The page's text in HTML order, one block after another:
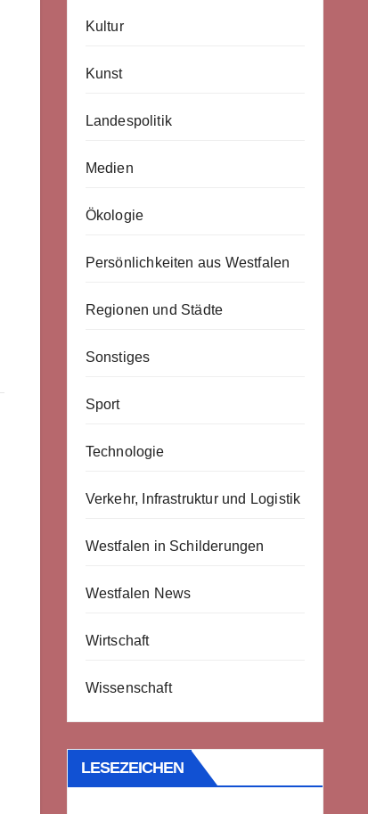
Kultur
Kunst
Landespolitik
Medien
Ökologie
Persönlichkeiten aus Westfalen
Regionen und Städte
Sonstiges
Sport
Technologie
Verkehr, Infrastruktur und Logistik
Westfalen in Schilderungen
Westfalen News
Wirtschaft
Wissenschaft
LESEZEICHEN